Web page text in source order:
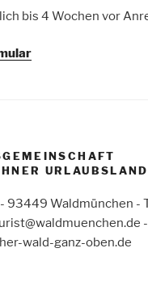
bis 4 Wochen vor
93449 Waldmünchen -
-
wald-ganz-oben.de